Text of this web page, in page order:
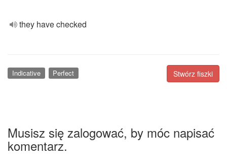
they have checked
Stwórz fiszki
Indicative Perfect
Musisz się zalogować, by móc napisać
komentarz.